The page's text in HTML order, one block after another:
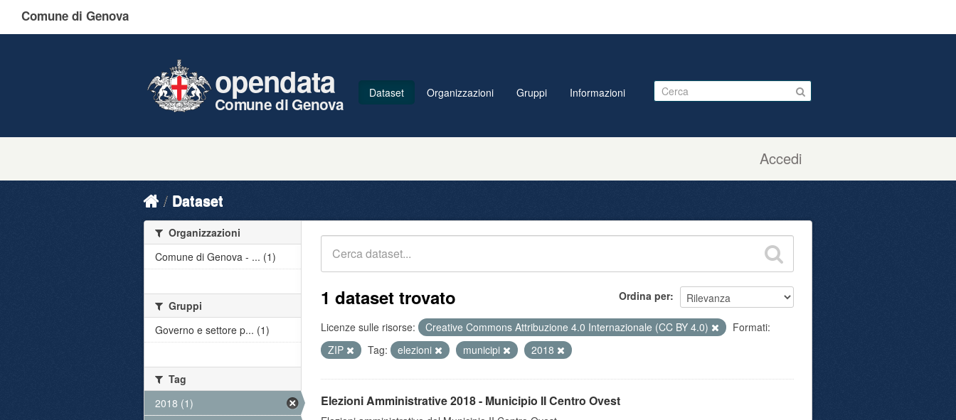
Comune di Genova
Accedi
opendata
Comune di Genova
Dataset Organizzazioni Gruppi Informazioni
Dataset
Ordina per
1 dataset trovato
Licenze sulle risorse: Creative Commons Attribuzione 4.0 Internazionale (CC BY 4.0)
Formati:
ZIP
Tag: elezioni municipi 2018
Elezioni Amministrative 2018 - Municipio II Centro Ovest
Organizzazioni
Comune di Genova - ... (1)
Gruppi
Governo e settore p... (1)
Tag
2018 (1)